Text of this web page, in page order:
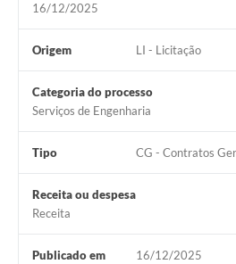
16/12/2025
Origem LI - Licitação
Categoria do processo
Serviços de Engenharia
Tipo CG - Contratos
Receita ou despesa
Receita
Publicado em 16/12/2025